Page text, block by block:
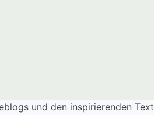
und den inspirierenden Text